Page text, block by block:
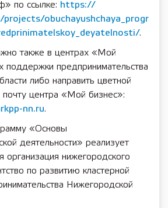
по ссылке: https://
obuchayushchaya_progr
.
также в центрах «Мой
поддержки предпринимательства
либо направить цветной
почту центра «Мой бизнес»:
nn.ru.
«Основы
деятельности» реализует
организация нижегородского
по развитию кластерной
Нижегородской